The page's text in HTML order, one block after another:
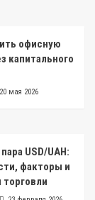
офисную
капитального
20 мая 2026
USD/UAH:
факторы и
торговли